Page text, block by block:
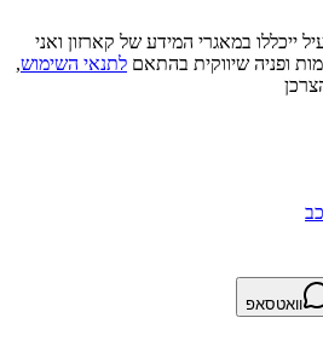
ייכללו במאגרי המידע של קארזון ואני
ופניה שיווקית בהתאם לתנאי השימוש,
וואטסאפ